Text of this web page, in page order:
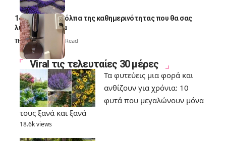
14 πανέξυπνα κόλπα της καθημερινότητας που θα σας
λύσουν τα χέρια
Thali Ombre 6 Min Read
Viral τις τελευταίες 30 μέρες
Τα φυτεύεις μια φορά και
ανθίζουν για χρόνια: 10
φυτά που μεγαλώνουν μόνα
τους ξανά και ξανά
18.6k views